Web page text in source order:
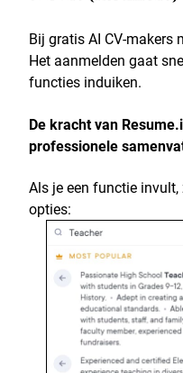
Bij gratis AI CV-makers
Het aanmelden gaat
functies induiken.
De kracht van
professionele
Als je een functie
opties: